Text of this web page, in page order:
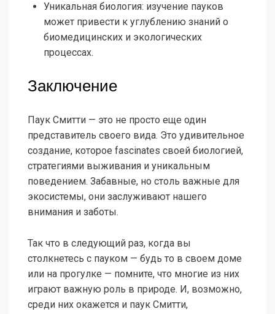
Уникальная биология: изучение пауков
может привести к углублению знаний о
биомедицинских и экологических
процессах.
Заключение
Паук Смитти — это не просто еще один
представитель своего вида. Это удивительное
создание, которое fascinates своей биологией,
стратегиями выживания и уникальным
поведением. Забавные, но столь важные для
экосистемы, они заслуживают нашего
внимания и заботы.
Так что в следующий раз, когда вы
столкнетесь с пауком — будь то в своем доме
или на прогулке — помните, что многие из них
играют важную роль в природе. И, возможно,
среди них окажется и паук Смитти,